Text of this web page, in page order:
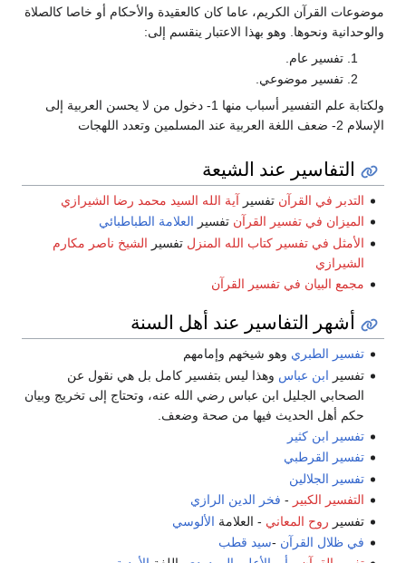
موضوعات القرآن الكريم، عاما كان كالعقيدة والأحكام أو خاصا كالصلاة
والوحدانية ونحوها. وهو بهذا الاعتبار ينقسم إلى:
تفسير عام.
تفسير موضوعي.
ولكتابة علم التفسير أسباب منها 1- دخول من لا يحسن العربية إلى
الإسلام 2- ضعف اللغة العربية عند المسلمين وتعدد اللهجات
التفاسير عند الشيعة
التدبر في القرآن تفسير آية الله السيد محمد رضا الشيرازي
الميزان في تفسير القرآن تفسير العلامة الطباطبائي
الأمثل في تفسير كتاب الله المنزل تفسير الشيخ ناصر مكارم
الشيرازي
مجمع البيان في تفسير القرآن
أشهر التفاسير عند أهل السنة
تفسير الطبري وهو شيخهم وإمامهم
تفسير ابن عباس وهذا ليس بتفسير كامل بل هي نقول عن
الصحابي الجليل ابن عباس رضي الله عنه، وتحتاج إلى تخريج وبيان
حكم أهل الحديث فيها من صحة وضعف.
تفسير ابن كثير
تفسير القرطبي
تفسير الجلالين
التفسير الكبير - فخر الدين الرازي
تفسير روح المعاني - العلامة الألوسي
في ظلال القرآن -سيد قطب